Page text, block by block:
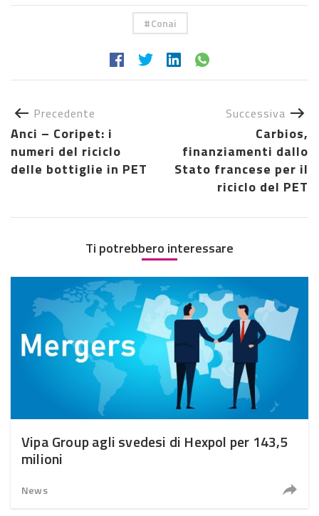
Conai
Precedente
Anci – Coripet: i
numeri del riciclo
delle bottiglie in PET
Successiva
Carbios,
finanziamenti dallo
Stato francese per il
riciclo del PET
Ti potrebbero interessare
Vipa Group agli svedesi di Hexpol per 143,5
milioni
News